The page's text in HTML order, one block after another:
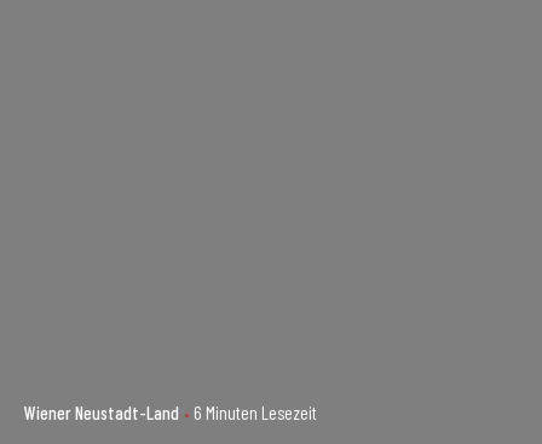
Wiener Neustadt-Land 6 Minuten Lesezeit